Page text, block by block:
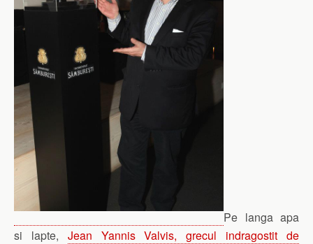
Pe langa apa
si lapte, Jean Yannis Valvis, grecul indragostit de